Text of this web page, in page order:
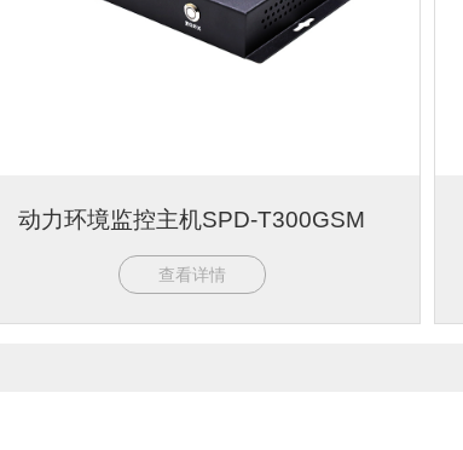
动力环境监控主机SPD-T300GSM
查看详情